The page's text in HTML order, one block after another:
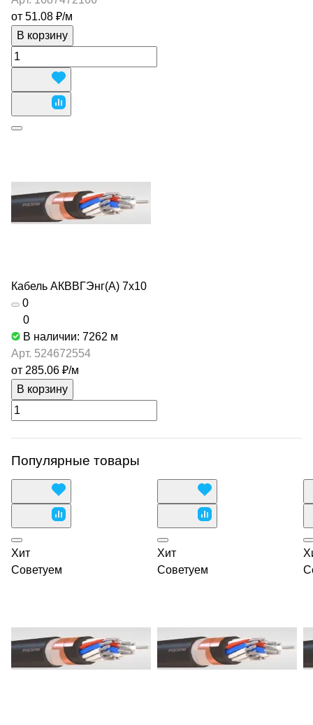
от 51.08 ₽/м
В корзину
Кабель АКВВГЭнг(А) 7х10
0
0
В наличии: 7262 м
Арт. 524672554
от 285.06 ₽/м
В корзину
Популярные товары
Хит
Советуем
Хит
Советуем